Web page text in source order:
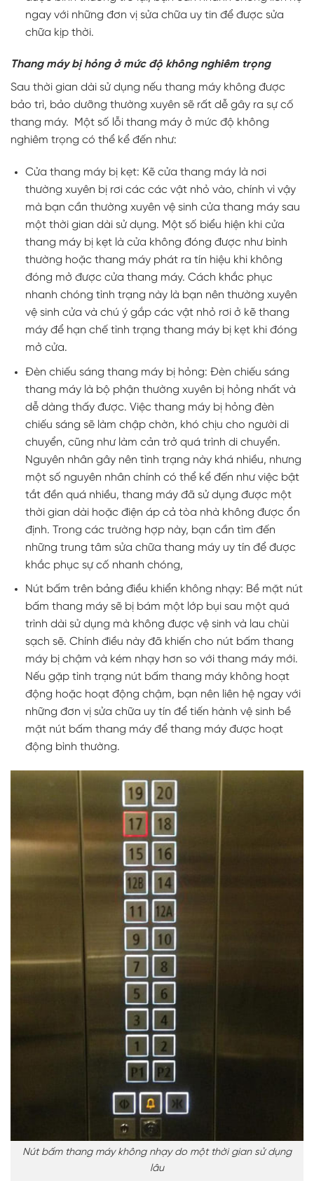
ngay với những đơn vị sửa chữa uy tin để được sửa
chữa kịp thời.
Thang máy bị hỏng ở mức độ không nghiêm trọng
Sau thời gian dài sử dụng nếu thang máy không được
bảo trì, bảo dưỡng thường xuyên sẽ rất dễ gây ra sự cố
thang máy. Một số lỗi thang máy ở mức độ không
nghiêm trọng có thể kể đến như:
Cửa thang máy bị kẹt: Kẽ cửa thang máy là nơi
thường xuyên bị rơi các các vật nhỏ vào, chính vì vậy
mà bạn cần thường xuyên vệ sinh cửa thang máy sau
một thời gian dài sử dụng. Một số biểu hiện khi cửa
thang máy bị kẹt là cửa không đóng được như bình
thường hoặc thang máy phát ra tín hiệu khi không
đóng mở được cửa thang máy. Cách khắc phục
nhanh chóng tình trạng này là bạn nên thường xuyên
vệ sinh cửa và chú ý gắp các vật nhỏ rơi ở kẽ thang
máy để hạn chế tình trạng thang máy bị kẹt khi đóng
mở cửa.
Đèn chiếu sáng thang máy bị hỏng: Đèn chiếu sáng
thang máy là bộ phận thường xuyên bị hỏng nhất và
dễ dàng thấy được. Việc thang máy bị hỏng đèn
chiếu sáng sẽ làm chập chờn, khó chịu cho người di
chuyển, cũng như làm cản trở quá trình di chuyển.
Nguyên nhân gây nên tình trạng này khá nhiều, nhưng
một số nguyên nhân chính có thể kể đến như việc bật
tắt đền quá nhiều, thang máy đã sử dụng được một
thời gian dài hoặc điện áp cả tòa nhà không được ổn
định. Trong các trường hợp này, bạn cần tìm đến
những trung tâm sửa chữa thang máy uy tín để được
khắc phục sự cố nhanh chóng,
Nút bấm trên bảng điều khiển không nhạy: Bề mặt nút
bấm thang máy sẽ bị bám một lớp bụi sau một quá
trình dài sử dụng mà không được vệ sinh và lau chùi
sạch sẽ. Chính điều này đã khiến cho nút bấm thang
máy bị chậm và kém nhạy hơn so với thang máy mới.
Nếu gặp tình trạng nút bấm thang máy không hoạt
động hoặc hoạt động chậm, bạn nên liên hệ ngay với
những đơn vị sửa chữa uy tín để tiến hành vệ sinh bề
mặt nút bấm thang máy để thang máy được hoạt
động bình thường.
Nút bấm thang máy không nhạy do một thời gian sử dụng
lâu